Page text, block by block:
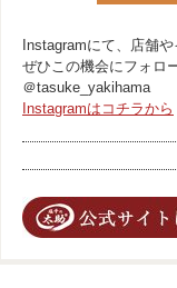
Instagramにて、店舗
ぜひこの機会にフォロ
＠tasuke_yakihama
Instagramはコチラから